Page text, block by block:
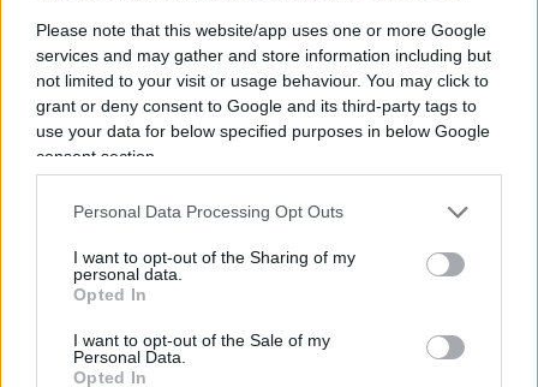
Please note that this website/app uses one or more Google
services and may gather and store information including but
not limited to your visit or usage behaviour. You may click to
grant or deny consent to Google and its third-party tags to
use your data for below specified purposes in below Google
consent section.
Personal Data Processing Opt Outs
I want to opt-out of the Sharing of my
personal data.
Opted In
I want to opt-out of the Sale of my
Personal Data.
Opted In
Uniti Joe Biden soddisfi i requisiti dell’Arms Export Control
Act del 1976, che limita l’uso delle armi statunitensi
esportate in altri paesi.”-
Rispondi
29 Maggio 2022, 19:47 19:47
Sul dibattito a proposito di de-nazificando: ri-posto la mia
risposta ad uno degli amici di NP.
Out of topic, sto studiando, via YouTube, la realizzazione di